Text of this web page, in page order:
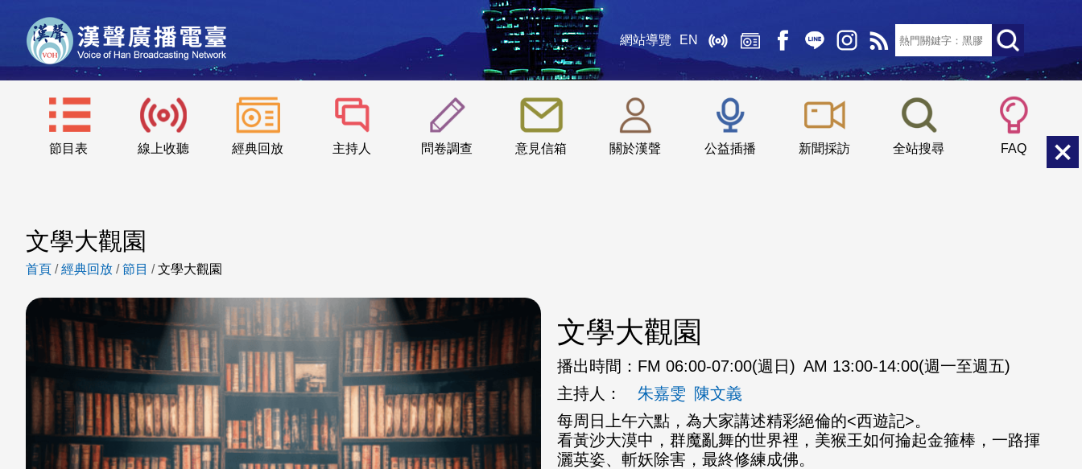
網站導覽 EN
節目表 線上收聽 經典回放 主持人 問卷調查 意見信箱 關於漢聲 公益插播 新聞採訪 全站搜尋 FAQ
::: 小 中
文學大觀園
首頁 /經典回放 /節目 /文學大觀園
文學大觀園
播出時間： FM 06:00-07:00(週日) AM 13:00-14:00(週一至週五)
主持人：
朱嘉雯 陳文義
每周日上午六點，為大家講述精彩絕倫的<西遊記>。
看黃沙大漠中，群魔亂舞的世界裡，美猴王如何掄起金箍棒，一路揮
灑英姿、斬妖除害，最終修練成佛。